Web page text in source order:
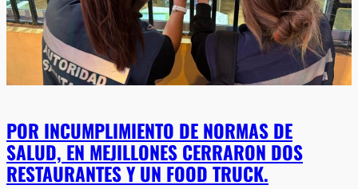
POR INCUMPLIMIENTO DE NORMAS DE
SALUD, EN MEJILLONES CERRARON DOS
RESTAURANTES Y UN FOOD TRUCK.